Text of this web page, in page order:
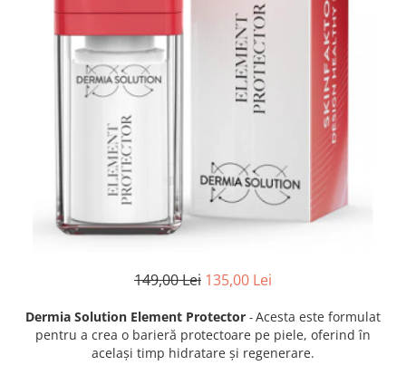
Fond de ten
Iluminare si Contur
Tratament
INSTITUT ESTHEDERM
Acne One
Bodyshock
Cosmelan
Moisturizing Solutions
Sensitive
Rozacee/ Cuperoza
149,00 Lei 135,00 Lei
Dermia Solution Element Protector -Acesta este formulat
pentru a crea o barieră protectoare pe piele, oferind în
același timp hidratare și regenerare.